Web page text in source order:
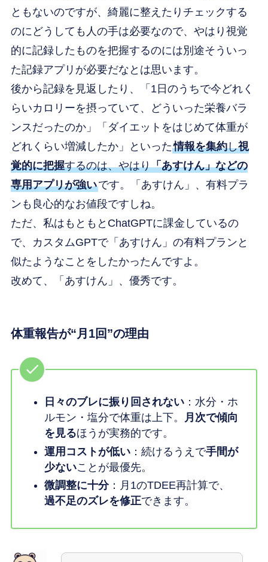
ともないのですが、綺麗に整えたりチェックする
のにどうしても人の手は必要なので、やはり視覚
的に記録したものを把握するのには別途そういっ
た記録アプリが必要だなとは思います。
後から記録を見返したり、「1日のうちで今どれく
らいカロリーを摂っていて、どういった栄養バラ
ンスだったのか」「ダイエットをはじめて体重が
どれくらい増減したか」といった情報を集約し視
覚的に把握するのは、やはり「あすけん」などの
専用アプリが強いです。「あすけん」、有料プラ
ンも良心的なお値段ですしね。
ただ、私はもともとChatGPTに課金しているの
で、カスタムGPTで「あすけん」の有料プランと
似たようなことをしたかったんですよ。
改めて、「あすけん」、優秀です。
体重報告が“月1回”の理由
日々のブレに振り回されない：水分・ホ
ルモン・塩分で体重は上下。
月次で傾向
を見るほうが実務的です。
運用コストが低い：続けるうえで手間が
少ないことが最優先。
微調整に十分：月1のTDEE再計算で、
過不足のズレを修正できます。